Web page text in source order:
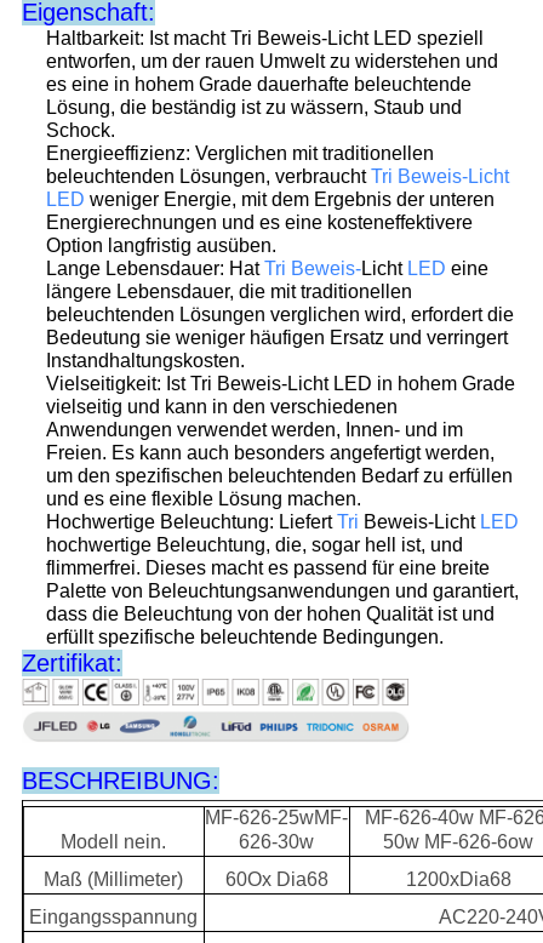
Eigenschaft:
Haltbarkeit: Ist macht Tri Beweis-Licht LED speziell
entworfen, um der rauen Umwelt zu widerstehen und
es eine in hohem Grade dauerhafte beleuchtende
Lösung, die beständig ist zu wässern, Staub und
Schock.
Energieeffizienz: Verglichen mit traditionellen
beleuchtenden Lösungen, verbrauchtTri Beweis-Licht
LED weniger Energie, mit dem Ergebnis der unteren
Energierechnungen und es eine kosteneffektivere
Option langfristig ausüben.
Lange Lebensdauer: HatTri Beweis-Licht LED eine
längere Lebensdauer, die mit traditionellen
beleuchtenden Lösungen verglichen wird, erfordert die
Bedeutung sie weniger häufigen Ersatz und verringert
Instandhaltungskosten.
Vielseitigkeit: Ist Tri Beweis-Licht LED in hohem Grade
vielseitig und kann in den verschiedenen
Anwendungen verwendet werden, Innen- und im
Freien. Es kann auch besonders angefertigt werden,
um den spezifischen beleuchtenden Bedarf zu erfüllen
und es eine flexible Lösung machen.
Hochwertige Beleuchtung: LiefertTri Beweis-Licht LED
hochwertige Beleuchtung, die, sogar hell ist, und
flimmerfrei. Dieses macht es passend für eine breite
Palette von Beleuchtungsanwendungen und garantiert,
dass die Beleuchtung von der hohen Qualität ist und
erfüllt spezifische beleuchtende Bedingungen.
Zertifikat:
BESCHREIBUNG:
Modell nein.
MF-626-25wMF-
626-30w
MF-626-40w MF-
50w MF-626-6ow
Maß (Millimeter)
60Ox Dia68
1200xDia68
Eingangsspannung
AC220-